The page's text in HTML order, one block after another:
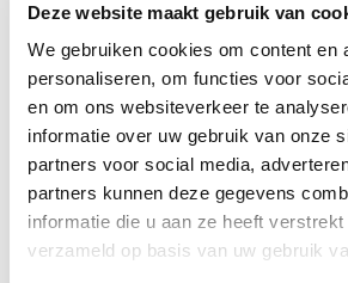
Deze website maakt gebruik van
We gebruiken cookies om content en
personaliseren, om functies voor
en om ons websiteverkeer te
informatie over uw gebruik van onze
partners voor social media,
partners kunnen deze gegevens
informatie die u aan ze heeft
verzameld op basis van uw gebruik
we’d like to refer you to the
website. There, you can easily
newspapers in Montfoort.
We hope you can get started
the best of luck! 🚴‍♂️💨